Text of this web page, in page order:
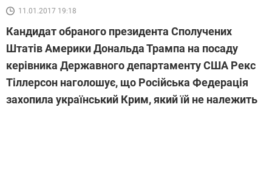
11.01.2017 19:18
Кандидат обраного президента Сполучених
Штатів Америки Дональда Трампа на посаду
керівника Державного департаменту США Рекс
Тіллерсон наголошує, що Російська Федерація
захопила український Крим, який їй не належить